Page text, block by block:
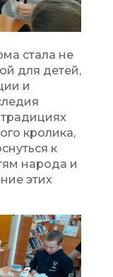
стала не
для детей,
и
кролика,
к
народа и
этих